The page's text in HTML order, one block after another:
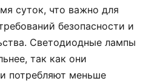
суток, что важно для
безопасности и
Светодиодные лампы
так как они
потребляют меньше